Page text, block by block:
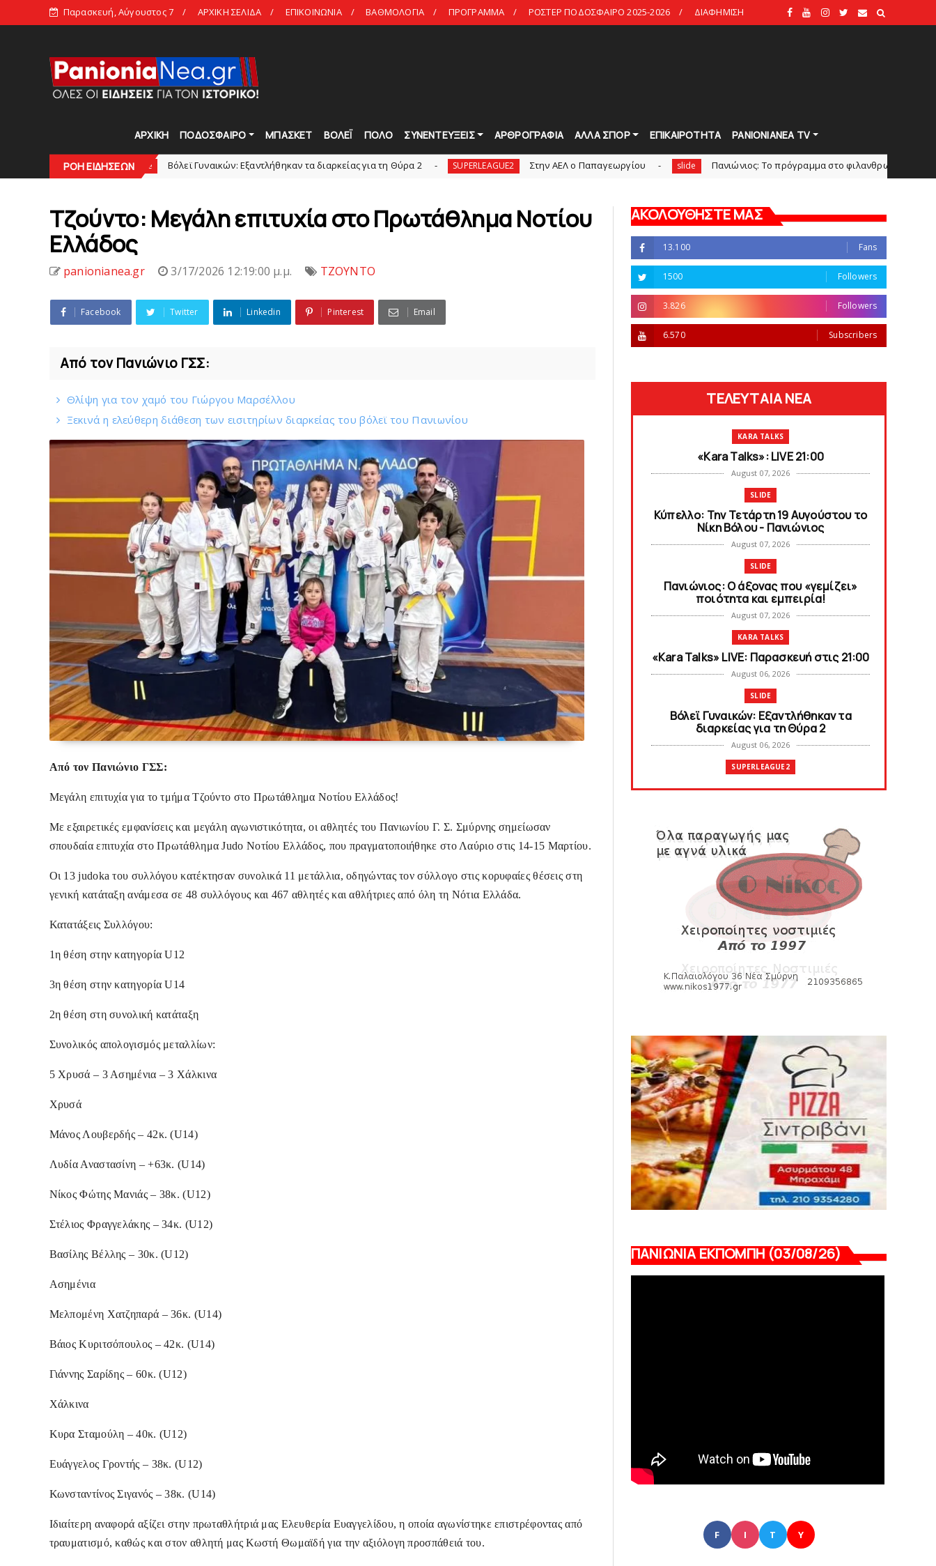
Παρασκευή, Αύγουστος 7 ΑΡΧΙΚΗ ΣΕΛΙΔΑ ΕΠΙΚΟΙΝΩΝΙΑ ΒΑΘΜΟΛΟΓΙΑ ΠΡΟΓΡΑΜΜΑ ΡΟΣΤΕΡ ΠΟΔΟΣΦΑΙΡΟ 2025-2026 ΔΙΑΦΗΜΙΣΗ
ΑΡΧΙΚΗ ΠΟΔΟΣΦΑΙΡΟ ΜΠΑΣΚΕΤ ΒΟΛΕΪ ΠΟΛΟ ΣΥΝΕΝΤΕΥΞΕΙΣ ΑΡΘΡΟΓΡΑΦΙΑ ΑΛΛΑ ΣΠΟΡ ΕΠΙΚΑΙΡΟΤΗΤΑ PANIONIANEA TV
ΡΟΗ ΕΙΔΗΣΕΩΝ
slide Bόλεϊ Γυναικών: Εξαντλήθηκαν τα διαρκείας για τη Θύρα 2 SUPERLEAGUE2 Στην AEΛ ο Παπαγεωργίου slide Πανιώνιoς: Tο πρόγραμμα στο φιλανθρωπικό τουρνουά του
Tζούντο: Μεγάλη επιτυχία στο Πρωτάθλημα Νοτίου
Ελλάδος
panionianea.gr 3/17/2026 12:19:00 μ.μ. ΤΖΟΥΝΤΟ
Facebook Twitter Linkedin Pinterest Email
Από τον Πανιώνιο ΓΣΣ:
Θλίψη για τον χαμό του Γιώργου Mαρσέλλου
Ξεκινά η ελεύθερη διάθεση των εισιτηρίων διαρκείας του βόλεϊ τoυ Πανιωνίου
Από τον Πανιώνιο ΓΣΣ:
Μεγάλη επιτυχία για το τμήμα Τζούντο στο Πρωτάθλημα Νοτίου Ελλάδος!
Με εξαιρετικές εμφανίσεις και μεγάλη αγωνιστικότητα, οι αθλητές του Πανιωνίου Γ. Σ. Σμύρνης σημείωσαν
σπουδαία επιτυχία στο Πρωτάθλημα Judo Νοτίου Ελλάδος, που πραγματοποιήθηκε στο Λαύριο στις 14-15 Μαρτίου.
Οι 13 judoka του συλλόγου κατέκτησαν συνολικά 11 μετάλλια, οδηγώντας τον σύλλογο στις κορυφαίες θέσεις στη
γενική κατάταξη ανάμεσα σε 48 συλλόγους και 467 αθλητές και αθλήτριες από όλη τη Νότια Ελλάδα.
Κατατάξεις Συλλόγου:
1η θέση στην κατηγορία U12
3η θέση στην κατηγορία U14
2η θέση στη συνολική κατάταξη
Συνολικός απολογισμός μεταλλίων:
5 Χρυσά – 3 Ασημένια – 3 Χάλκινα
Χρυσά
Μάνος Λουβερδής – 42κ. (U14)
Λυδία Αναστασίνη – +63κ. (U14)
Νίκος Φώτης Μανιάς – 38κ. (U12)
Στέλιος Φραγγελάκης – 34κ. (U12)
Βασίλης Βέλλης – 30κ. (U12)
Ασημένια
Μελπομένη Χατζηπαρά – 36κ. (U14)
Βάιος Κυριτσόπουλος – 42κ. (U14)
Γιάννης Σαρίδης – 60κ. (U12)
Χάλκινα
Κυρα Σταμούλη – 40κ. (U12)
Ευάγγελος Γροντής – 38κ. (U12)
Κωνσταντίνος Σιγανός – 38κ. (U14)
Ιδιαίτερη αναφορά αξίζει στην πρωταθλήτριά μας Ελευθερία Ευαγγελίδου, η οποία αγωνίστηκε επιστρέφοντας από
τραυματισμό, καθώς και στον αθλητή μας Κωστή Θωμαϊδή για την αξιόλογη προσπάθειά του.
ΑΚΟΛΟΥΘΗΣΤΕ ΜΑΣ
13.100 Fans
1500 Followers
3.826 Followers
6.570 Subscribers
ΤΕΛΕΥΤΑΙΑ ΝΕΑ
KARA TALKS
«Kara Talks»: LIVE 21:00
August 07, 2026
SLIDE
Κύπελλο: Την Τετάρτη 19 Αυγούστου το
Νίκη Βόλου - Πανιώνιος
August 07, 2026
SLIDE
Πανιώνιος: O άξονας που «γεμίζει»
ποιότητα και εμπειρία!
August 07, 2026
KARA TALKS
«Kara Talks» LIVE: Παρασκευή στις 21:00
August 06, 2026
SLIDE
Bόλεϊ Γυναικών: Εξαντλήθηκαν τα
διαρκείας για τη Θύρα 2
August 06, 2026
SUPERLEAGUE2
Στην AEΛ ο Παπαγεωργίου
Πανιώνιoς: Tο πρόγραμμα στο
φιλανθρωπικό τουρνουά του Bόλου
August 06, 2026
HEADLINES
Πανιώνια Εκπομπή: Eυχαριστούμε και...
συνεχίζουμε!
August 04, 2026
HEADLINES
Θλίψη για τον χαμό του Γιώργου
SLIDE
Ξεκινά η ελεύθερη διάθεση των
εισιτηρίων διαρκείας του βόλεϊ...
August 04, 2026
ΠΑΝΙΩΝΙΑ ΕΚΠΟΜΠΗ (03/08/26)
F I T Y